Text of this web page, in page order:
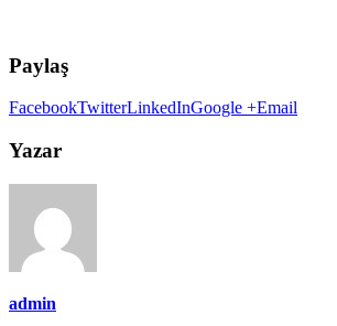
Paylaş
FacebookTwitterLinkedInGoogle +Email
Yazar
admin